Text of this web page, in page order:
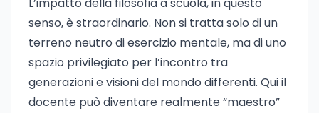
senso, è straordinario. Non si tratta solo di un
terreno neutro di esercizio mentale, ma di uno
spazio privilegiato per l’incontro tra
generazioni e visioni del mondo differenti. Qui il
docente può diventare realmente “maestro”